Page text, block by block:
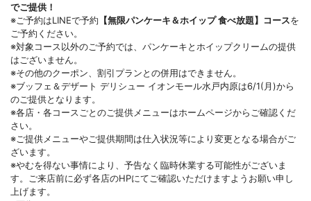
でご提供！
※ご予約はLINEで予約 【無限パンケーキ＆ホイップ 食べ放題】コースを
ご予約ください。
※対象コース以外のご予約では、パンケーキとホイップクリームの提供
はございません。
※その他のクーポン、割引プランとの併用はできません。
※ブッフェ＆デザート デリシュー イオンモール水戸内原は6/1(月)から
のご提供となります。
※各店・各コースごとのご提供メニューはホームページからご確認くだ
さい。
※ご提供メニューやご提供期間は仕入状況等により変更となる場合がご
ざいます。
※やむを得ない事情により、予告なく臨時休業する可能性がございま
す。ご来店前に必ず各店のHPにてご確認いただけますようお願い申し
上げます。